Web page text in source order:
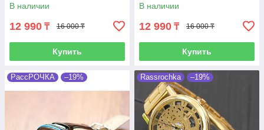
В наличии
12 990 ₸ 16 000 ₸
Купить
В наличии
12 990 ₸ 16 000 ₸
Купить
РассРОЧКА –19% Rassrochka –19%